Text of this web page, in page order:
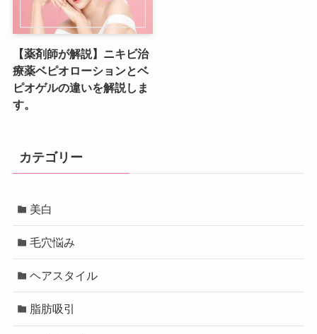
【薬剤師が解説】ニキビ治
療薬ベピオローションとベ
ピオゲルの違いを解説しま
す。
カテゴリー
美白
毛穴悩み
ヘアスタイル
脂肪吸引